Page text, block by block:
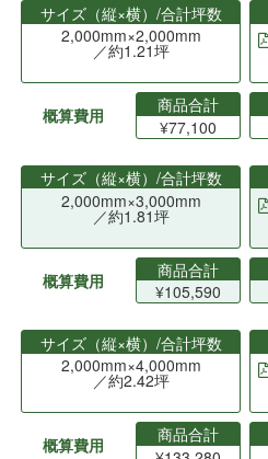
サイズ（縦×横）/合計坪数
2,000mm×2,000mm
／約1.21坪
概算費用
商品合計
¥77,100
サイズ（縦×横）/合計坪数
2,000mm×3,000mm
／約1.81坪
概算費用
商品合計
¥105,590
サイズ（縦×横）/合計坪数
2,000mm×4,000mm
／約2.42坪
概算費用
商品合計